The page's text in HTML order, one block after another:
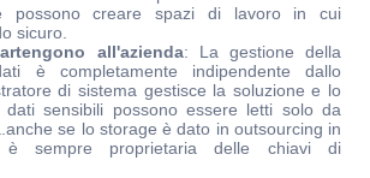
possono creare spazi di lavoro in cui
sicuro.
all'azienda: La gestione della
è completamente indipendente dallo
di sistema gestisce la soluzione e lo
sensibili possono essere letti solo da
se lo storage è dato in outsourcing in
è sempre proprietaria delle chiavi di